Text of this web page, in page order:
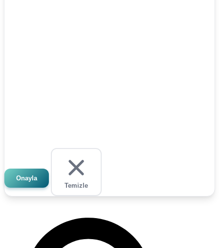
Onayla
Temizle